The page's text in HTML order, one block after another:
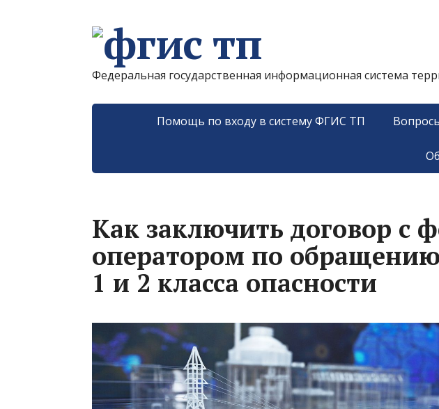
Федеральная государственная информационная система
Помощь по входу в систему ФГИС ТП
Как заключить договор с
оператором по
1 и 2 класса опасности